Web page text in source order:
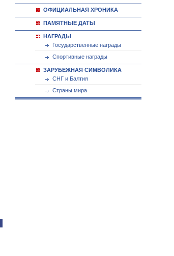
ОФИЦИАЛЬНАЯ ХРОНИКА
ПАМЯТНЫЕ ДАТЫ
НАГРАДЫ
Государственные награды
Спортивные награды
ЗАРУБЕЖНАЯ СИМВОЛИКА
СНГ и Балтия
Страны мира